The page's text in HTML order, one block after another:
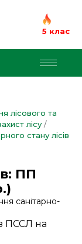
5 клас
лісового та
лісу/
стану лісів
ПП
санітарно-
ПССЛ на